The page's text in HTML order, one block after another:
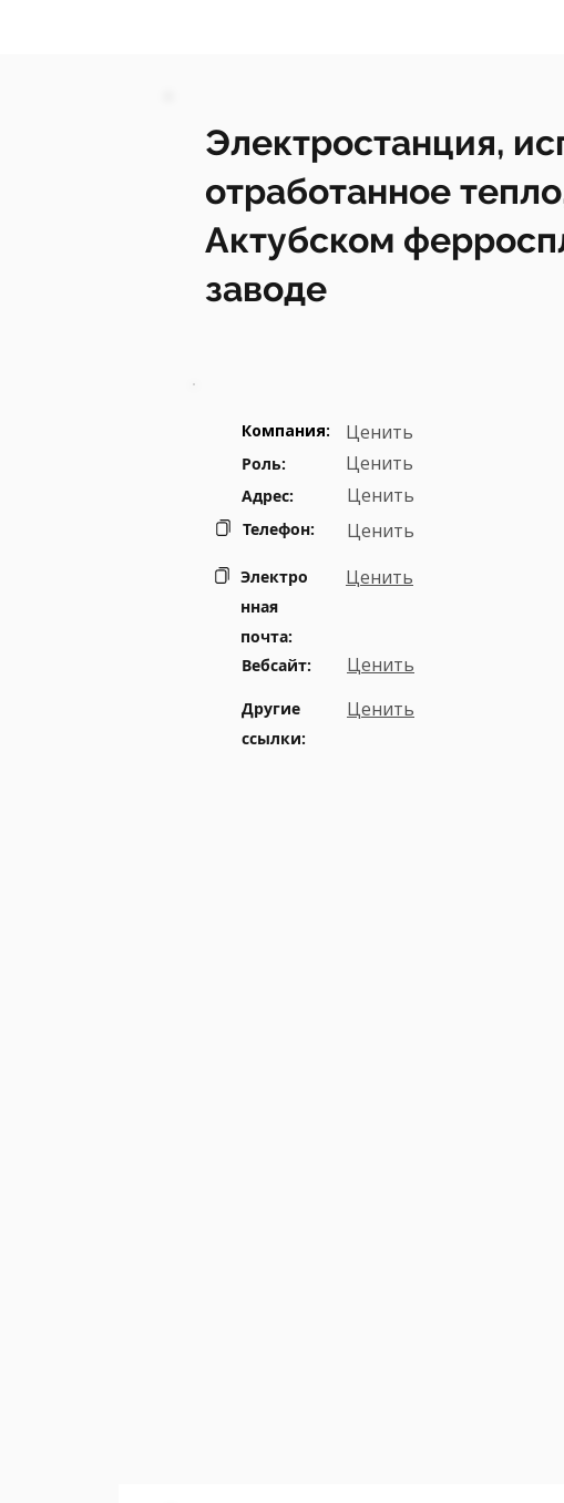
Электростанция,
отработанное
Актубском
заводе
Компания: Ценить
Роль: Ценить
Адрес: Ценить
Телефон: Ценить
Электро
нная
почта:
Ценить
Другие
ссылки:
Ценить
Вебсайт: Ценить